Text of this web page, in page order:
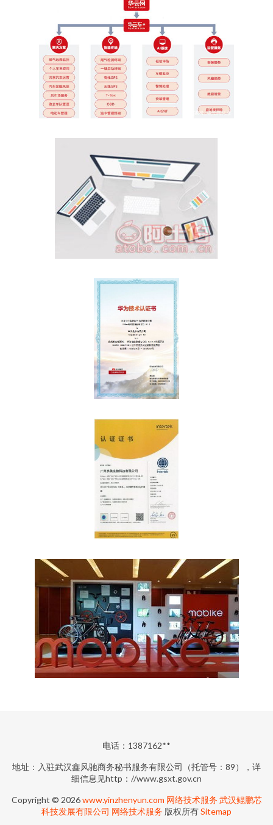
电话：1387162**
地址：入驻武汉鑫风驰商务秘书服务有限公司（托管号：89），详
细信息见http：//www.gsxt.gov.cn
Copyright © 2026www.yinzhenyun.com 网络技术服务 武汉鲲鹏芯
科技发展有限公司 网络技术服务 版权所有Sitemap